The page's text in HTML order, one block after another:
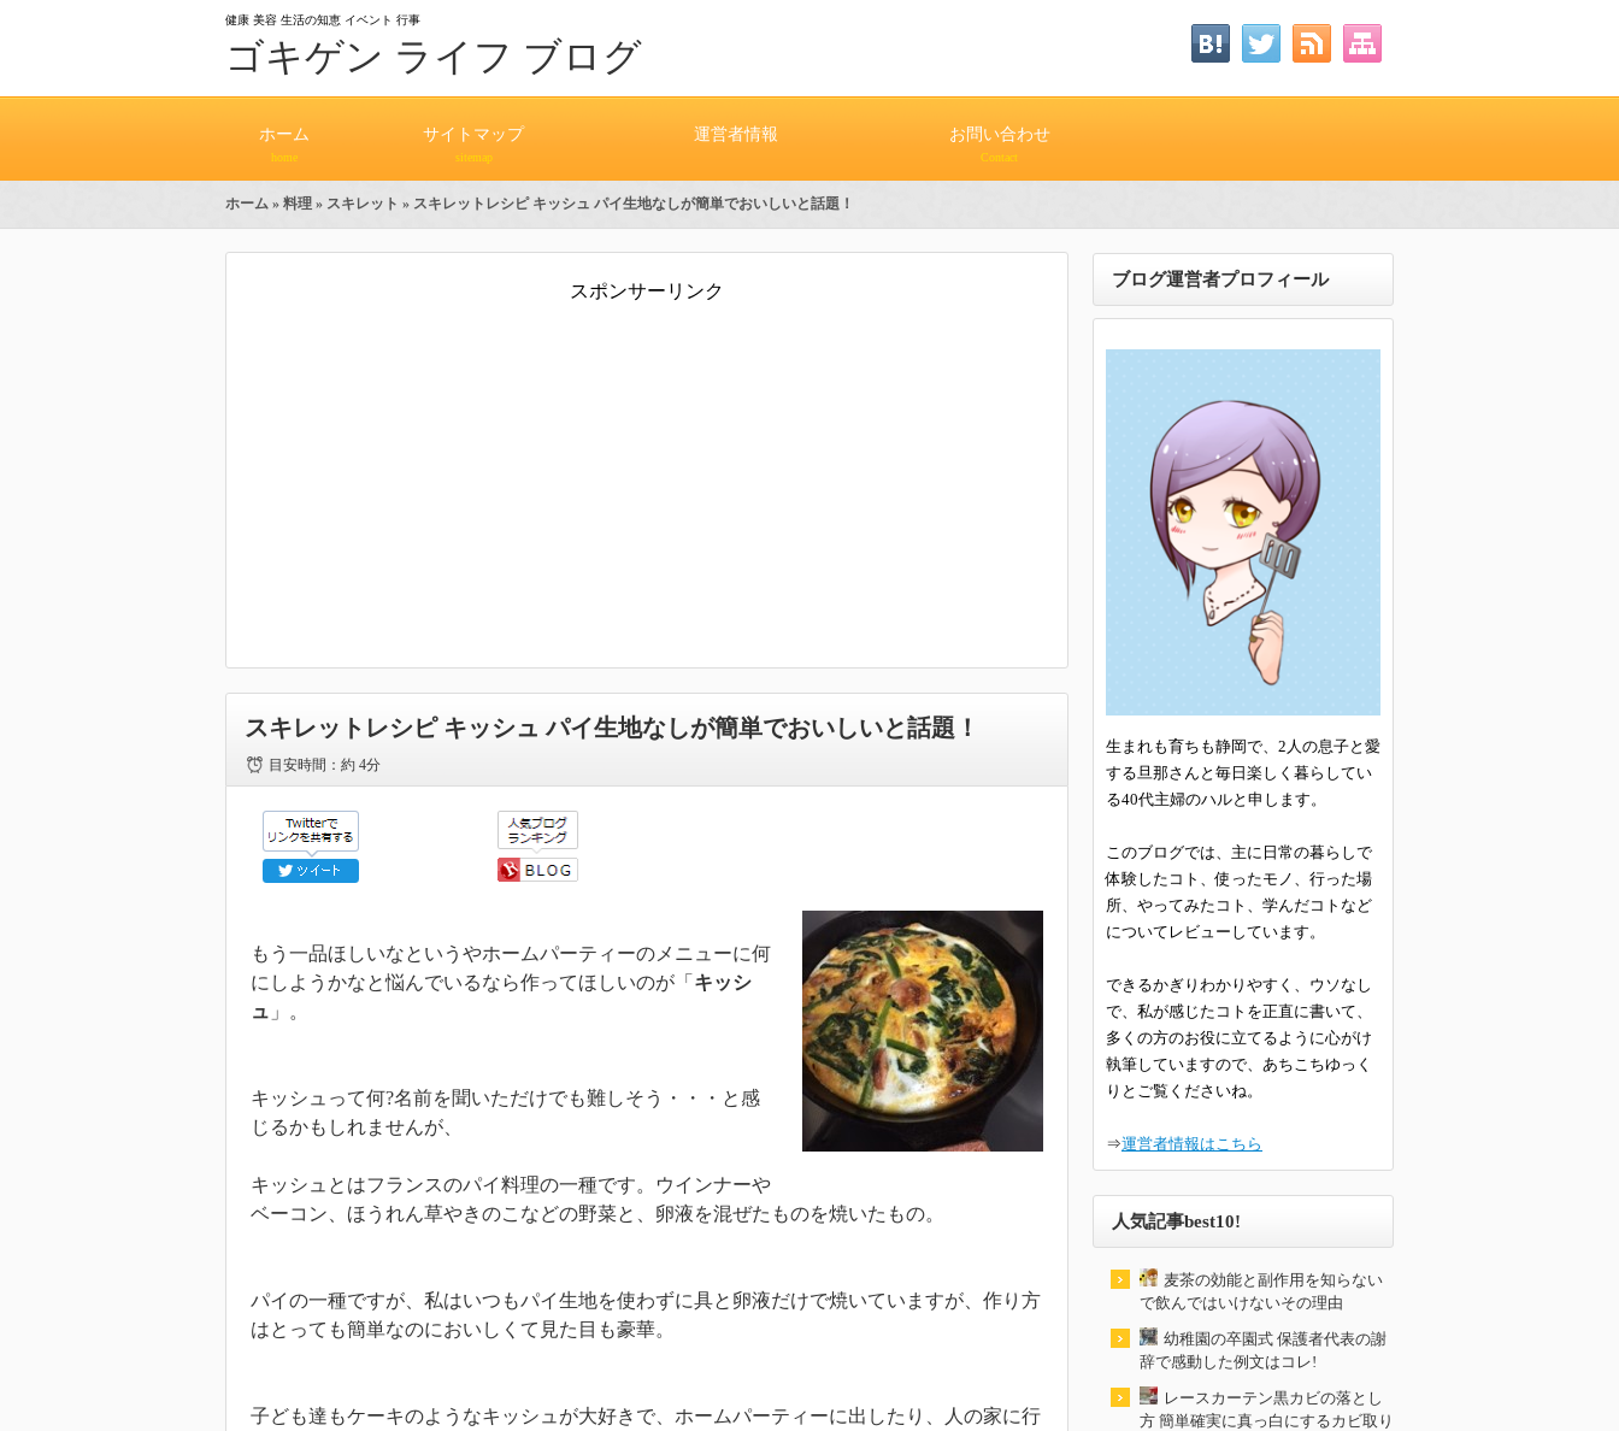
健康 美容 生活の知恵 イベント 行事
ゴキゲン ライフ ブログ
ホーム
home
サイトマップ
sitemap
運営者情報 お問い合わせ
Contact
ホーム » 料理 » スキレット » スキレットレシピ キッシュ パイ生地なしが簡単でおいしいと話題！
スポンサーリンク
スキレットレシピ キッシュ パイ生地なしが簡単でおいしいと話題！
目安時間：約 4分
もう一品ほしいなというやホームパーティーのメニューに何
にしようかなと悩んでいるなら作ってほしいのが「 キッシ
ュ 」。
キッシュって何?名前を聞いただけでも難しそう・・・と感
じるかもしれませんが、
キッシュとはフランスのパイ料理の一種です。ウインナーや
ベーコン、ほうれん草やきのこなどの野菜と、卵液を混ぜたものを焼いたもの。
パイの一種ですが、私はいつもパイ生地を使わずに具と卵液だけで焼いていますが、作り方
はとっても簡単なのにおいしくて見た目も豪華。
子ども達もケーキのようなキッシュが大好きで、ホームパーティーに出したり、人の家に行
ブログ運営者プロフィール
生まれも育ちも静岡で、2人の息子と愛
する旦那さんと毎日楽しく暮らしてい
る40代主婦のハルと申します。
このブログでは、主に日常の暮らしで
体験したコト、使ったモノ、行った場
所、やってみたコト、学んだコトなど
についてレビューしています。
できるかぎりわかりやすく、ウソなし
で、私が感じたコトを正直に書いて、
多くの方のお役に立てるように心がけ
執筆していますので、あちこちゆっく
りとご覧くださいね。
⇒運営者情報はこちら
人気記事best10!
麦茶の効能と副作用を知らない
で飲んではいけないその理由
幼稚園の卒園式 保護者代表の謝
辞で感動した例文はコレ!
レースカーテン黒カビの落とし
方 簡単確実に真っ白にするカビ取り